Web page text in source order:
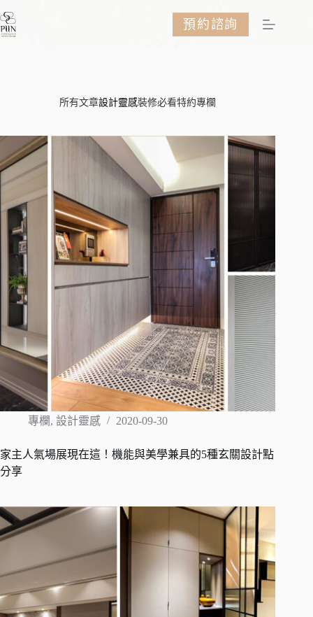
至
預約諮詢
所有文章設計靈感裝修必看特約專欄
專欄, 設計靈感 2020-09-30
家主人氣場展現在這！機能與美學兼具的5種玄關設計點
分享